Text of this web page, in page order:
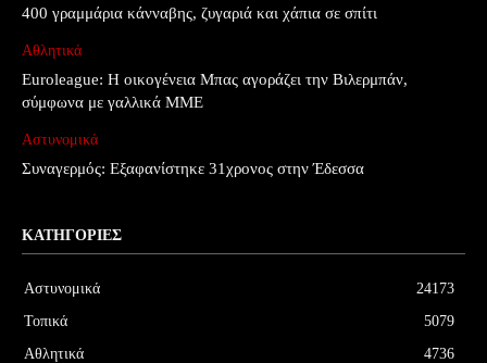
400 γραμμάρια κάνναβης, ζυγαριά και χάπια σε σπίτι
Αθλητικά
Euroleague: Η οικογένεια Μπας αγοράζει την Βιλερμπάν,
σύμφωνα με γαλλικά ΜΜΕ
Αστυνομικά
Συναγερμός: Εξαφανίστηκε 31χρονος στην Έδεσσα
ΚΑΤΗΓΟΡΊΕΣ
Αστυνομικά
24173
Τοπικά
5079
Αθλητικά
4736